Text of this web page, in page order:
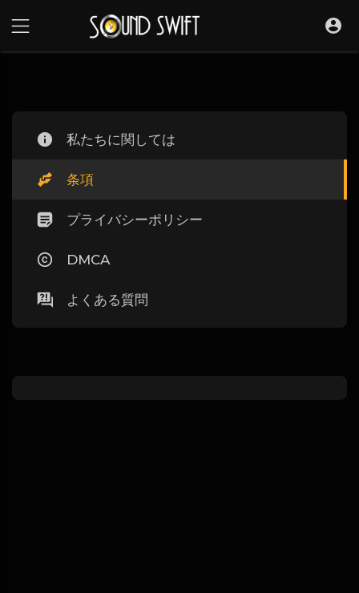
私たちに関しては
条項
プライバシーポリシー
DMCA
よくある質問